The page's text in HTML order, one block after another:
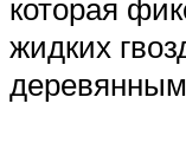
которая
жидких